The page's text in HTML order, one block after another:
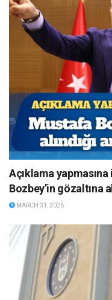
Açıklama
Bozbey’in gözaltına
MARCH 31, 2026